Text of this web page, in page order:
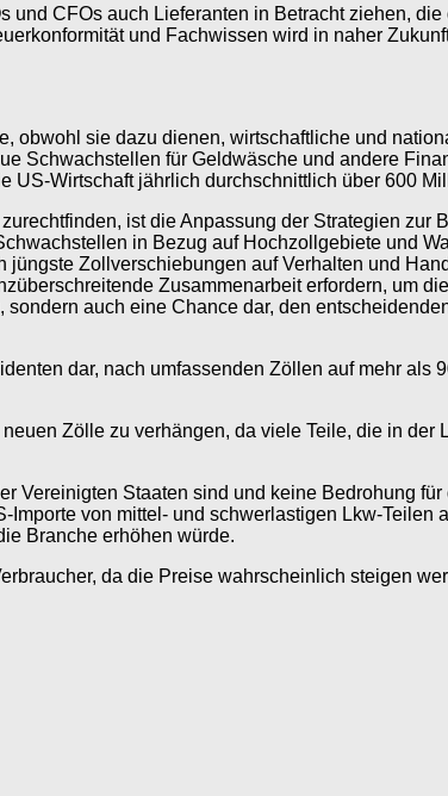
CFOs auch Lieferanten in Betracht ziehen,
und Fachwissen wird in naher
obwohl sie dazu dienen, wirtschaftliche und
Schwachstellen für Geldwäsche und andere
US-Wirtschaft jährlich durchschnittlich über 600
ist die Anpassung der Strategien zur
in Bezug auf Hochzollgebiete und
Zollverschiebungen auf Verhalten und
Zusammenarbeit erfordern, um
auch eine Chance dar, den
dar, nach umfassenden Zöllen auf mehr als
Zölle zu verhängen, da viele Teile, die in der
Vereinigten Staaten sind und keine Bedrohung
von mittel- und schwerlastigen Lkw-Teilen
Branche erhöhen würde.
da die Preise wahrscheinlich steigen